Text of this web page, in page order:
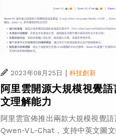
2023年08月25日 科技創新
阿里雲開源大規模視覺
文理解能力
阿里雲宣佈推出兩款大規模視覺
Qwen-VL-Chat，支持中英文圖